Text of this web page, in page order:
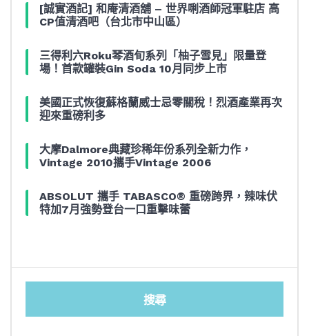
[誠實酒記] 和庵清酒舖 – 世界唎酒師冠軍駐店 高
CP值清酒吧（台北市中山區）
三得利六Roku琴酒旬系列「柚子雪見」限量登
場！首款罐裝Gin Soda 10月同步上市
美國正式恢復蘇格蘭威士忌零關稅！烈酒產業再次
迎來重磅利多
大摩Dalmore典藏珍稀年份系列全新力作，
Vintage 2010攜手Vintage 2006
ABSOLUT 攜手 TABASCO® 重磅跨界，辣味伏
特加7月強勢登台一口重擊味蕾
搜尋